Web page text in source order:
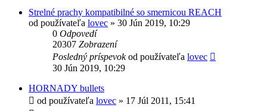
Strelné prachy kompatibilné so smernicou REACH
od používateľa lovec » 30 Jún 2019, 10:29
0 Odpovedí
20307 Zobrazení
Posledný príspevokod používateľa lovec
30 Jún 2019, 10:29
HORNADY bullets
od používateľa lovec » 17 Júl 2011, 15:41